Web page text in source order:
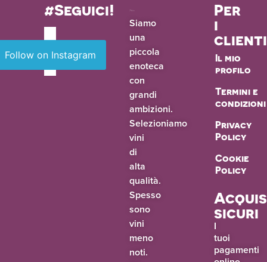
Siamo
una
piccola
enoteca
con
grandi
ambizioni.
Selezioniamo
vini
di
alta
qualità.
Spesso
sono
vini
meno
noti.
Per
i
clienti
Il mio
profilo
Termini e
condizioni
Privacy
Policy
Cookie
Policy
sicuri
I
tuoi
pagamenti
#Seguici!
Follow on Instagram